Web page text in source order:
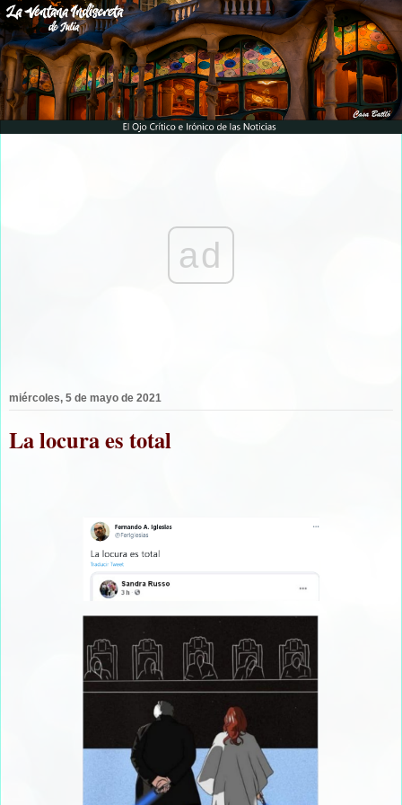
ad
miércoles, 5 de mayo de 2021
La locura es total